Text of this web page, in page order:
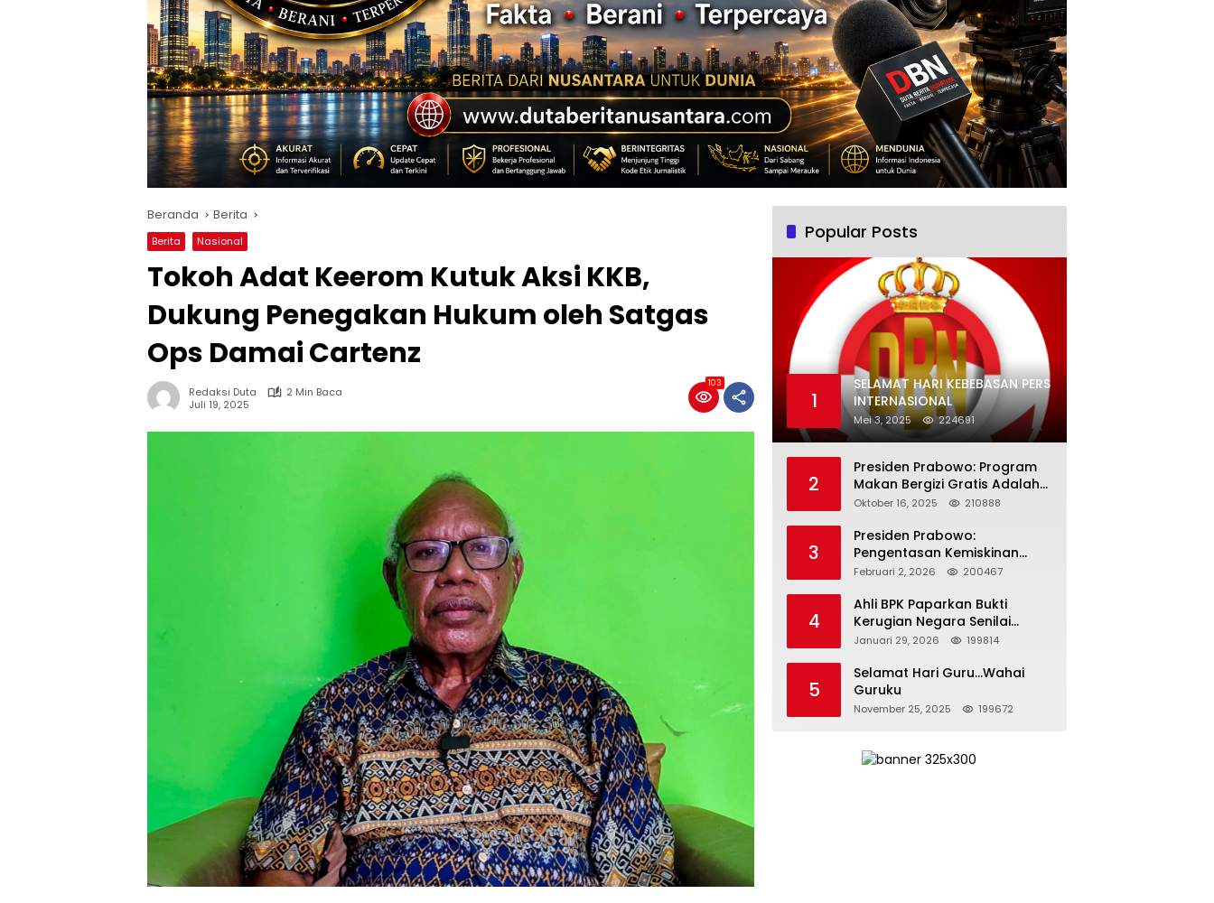
Beranda Berita
Berita Nasional
Tokoh Adat Keerom Kutuk Aksi KKB,
Dukung Penegakan Hukum oleh Satgas
Ops Damai Cartenz
Redaksi Duta
2 Min Baca
Juli 19, 2025
103
Popular Posts
1
SELAMAT HARI KEBEBASAN PERS
INTERNASIONAL
Mei 3, 2025 224691
2
Presiden Prabowo: Program
Makan Bergizi Gratis Adalah
Investasi untuk Masa Depan
Oktober 16, 2025 210888
3
Presiden Prabowo:
Pengentasan Kemiskinan
Butuh Persatuan dan
Bertanggung Jawab
Februari 2, 2026 200467
4
Ahli BPK Paparkan Bukti
Kerugian Negara Senilai
Rp285 Triliun dalam
Pertamina
Januari 29, 2026 199814
5
Selamat Hari Guru…Wahai
Guruku
November 25, 2025 199672